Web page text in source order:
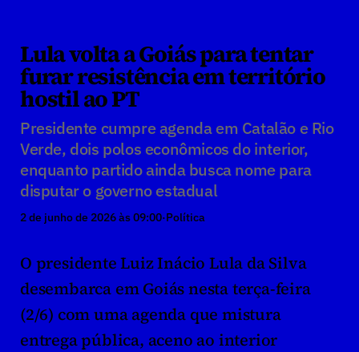
Lula volta a Goiás para tentar
furar resistência em território
hostil ao PT
Presidente cumpre agenda em Catalão e Rio
Verde, dois polos econômicos do interior,
enquanto partido ainda busca nome para
disputar o governo estadual
2 de junho de 2026 às 09:00·Política
O presidente Luiz Inácio Lula da Silva
desembarca em Goiás nesta terça-feira
(2/6) com uma agenda que mistura
entrega pública, aceno ao interior